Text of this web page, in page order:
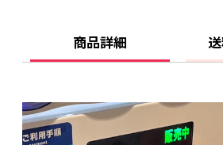
商品詳細